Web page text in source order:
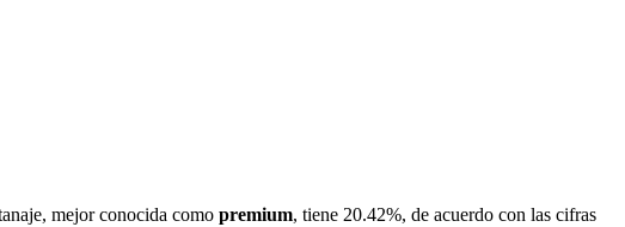
mejor conocida como premium, tiene 20.42%, de acuerdo con las cifras